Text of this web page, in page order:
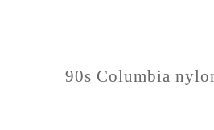
90s Columbia